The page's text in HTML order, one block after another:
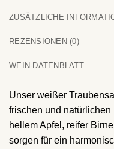
ZUSÄTZLICHE
REZENSIONEN (0)
WEIN-DATENBLATT
Unser weißer
frischen und
hellem Apfel, reifer
sorgen für ein